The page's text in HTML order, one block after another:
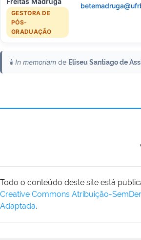
GESTORA DE
PÓS-
GRADUAÇÃO
🕯️ In memoriam de Eliseu Santiago de
Todo o conteúdo deste site está
Creative Commons Atribuição-
Adaptada.